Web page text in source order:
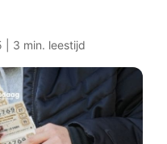
| 3 min. leestijd